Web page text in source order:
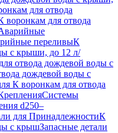
для отвода
воронкам для отвода
переливыК
с крыши, до 12 л/
отвода дождевой воды с
дождевой воды с
К воронкам для отвода
Системы
d250–
для ПринадлежностиК
с крышЗапасные детали